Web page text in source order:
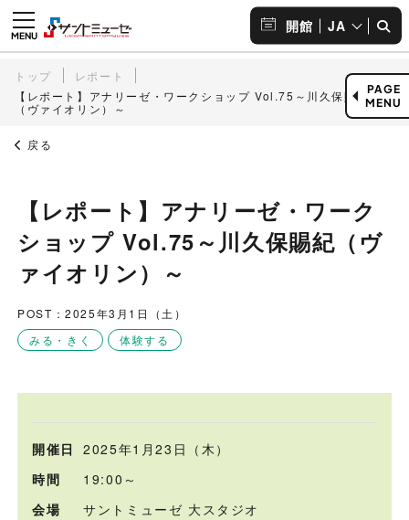
開館 JA
トップ
レポート
【レポート】アナリーゼ・ワークショップ Vol.75～川久保賜紀
（ヴァイオリン）～
戻る
PAGE
MENU
【レポート】アナリーゼ・ワーク
ショップ Vol.75～川久保賜紀（ヴ
ァイオリン）～
POST：2025年3月1日（土）
みる・きく
体験する
開催日
2025年1月23日（木）
時間
19:00～
会場
サントミューゼ 大スタジオ